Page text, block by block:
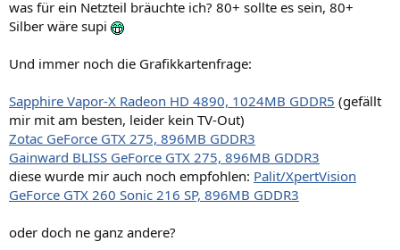
was für ein Netzteil bräuchte ich? 80+ sollte es sein, 80+
Silber wäre supi
Und immer noch die Grafikkartenfrage:
Sapphire Vapor-X Radeon HD 4890, 1024MB GDDR5 (gefällt
mir mit am besten, leider kein TV-Out)
Zotac GeForce GTX 275, 896MB GDDR3
Gainward BLISS GeForce GTX 275, 896MB GDDR3
diese wurde mir auch noch empfohlen: Palit/XpertVision
GeForce GTX 260 Sonic 216 SP, 896MB GDDR3
oder doch ne ganz andere?